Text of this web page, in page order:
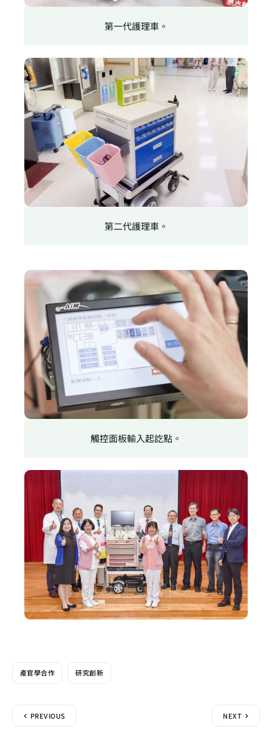
第一代護理車。
第二代護理車。
觸控面板輸入起訖點。
產官學合作 研究創新
PREVIOUS NEXT